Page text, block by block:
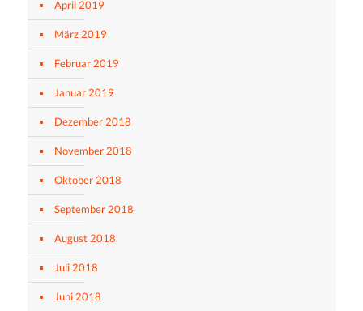
April 2019
März 2019
Februar 2019
Januar 2019
Dezember 2018
November 2018
Oktober 2018
September 2018
August 2018
Juli 2018
Juni 2018